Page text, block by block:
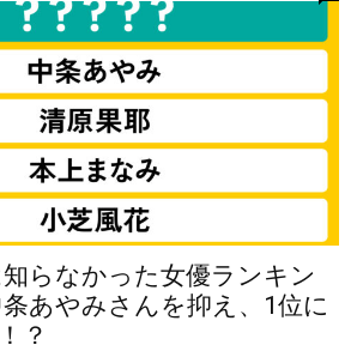
らなかった女優ランキン
あやみさんを抑え、1位に
？